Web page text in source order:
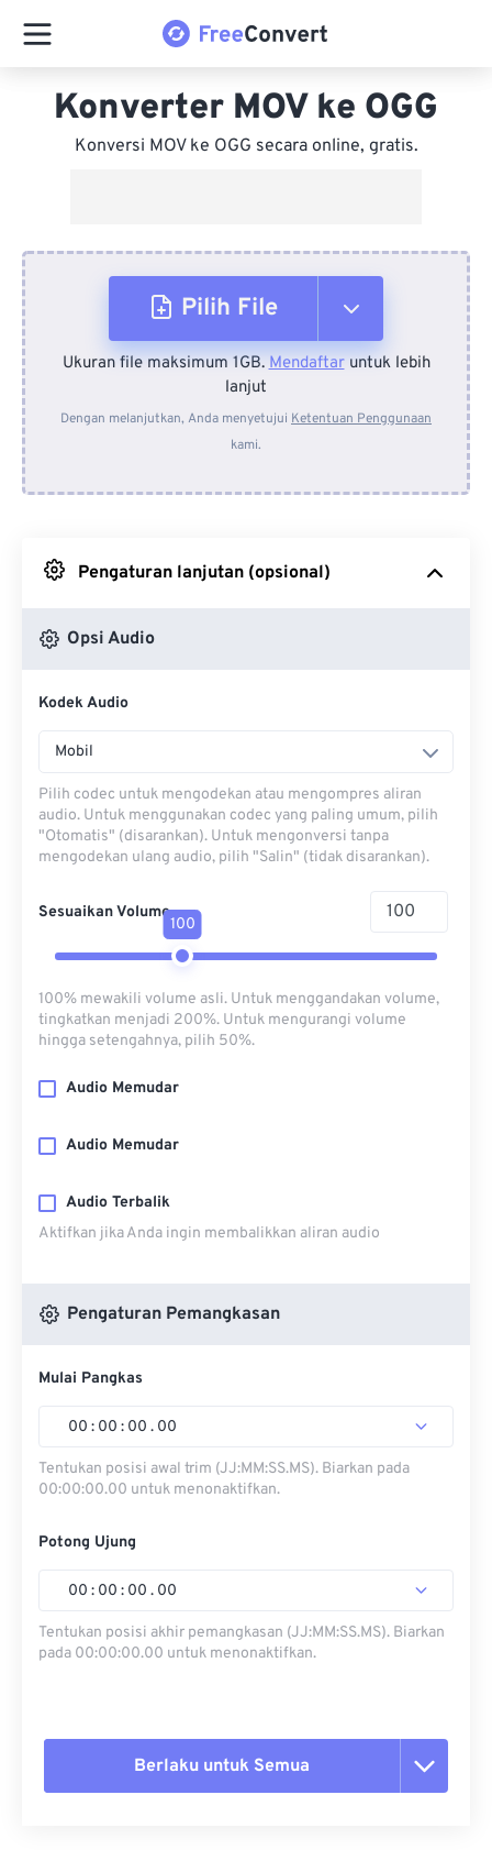
Konverter MOV ke OGG
Konversi MOV ke OGG secara online, gratis.
Pilih File
Dari Perangkat
Dari Dropbox
Ukuran file maksimum 1GB.Mendaftaruntuk lebih
lanjut
Dengan melanjutkan, Anda menyetujui Ketentuan Penggunaan
kami.
Pengaturan lanjutan (opsional)
Opsi Audio
Kodek Audio
Mobil
Pilih codec untuk mengodekan atau mengompres aliran
audio. Untuk menggunakan codec yang paling umum, pilih
"Otomatis" (disarankan). Untuk mengonversi tanpa
mengodekan ulang audio, pilih "Salin" (tidak disarankan).
Sesuaikan Volume
100
100% mewakili volume asli. Untuk menggandakan volume,
tingkatkan menjadi 200%. Untuk mengurangi volume
hingga setengahnya, pilih 50%.
Audio Memudar
Audio Memudar
Audio Terbalik
Aktifkan jika Anda ingin membalikkan aliran audio
Pengaturan Pemangkasan
Mulai Pangkas
00 : 00 : 00 . 00
Tentukan posisi awal trim (JJ:MM:SS.MS). Biarkan pada
00:00:00.00 untuk menonaktifkan.
Potong Ujung
00 : 00 : 00 . 00
Tentukan posisi akhir pemangkasan (JJ:MM:SS.MS). Biarkan
pada 00:00:00.00 untuk menonaktifkan.
Berlaku untuk Semua